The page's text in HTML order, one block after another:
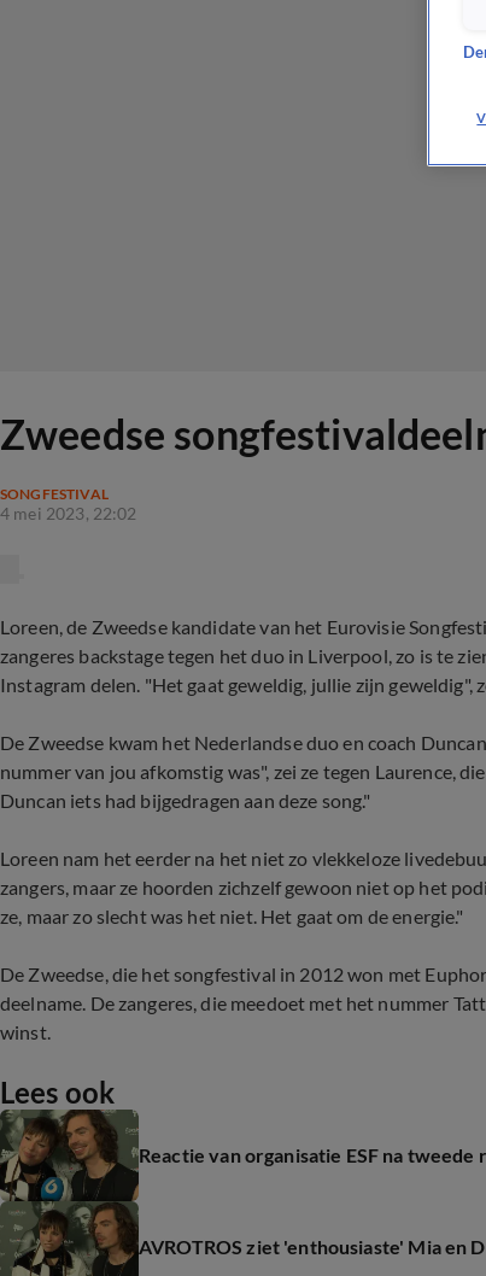
Zweedse
SONGFESTIVAL
4 mei 2023, 22:02
Loreen, de Zweedse kandidate van het Eurovisie
zangeres backstage tegen het duo in Liverpool, zo is te
Instagram delen. "Het gaat geweldig, jullie zijn geweldig",
De Zweedse kwam het Nederlandse duo en coach
nummer van jou afkomstig was", zei ze tegen Laurence,
Duncan iets had bijgedragen aan deze song."
Loreen nam het eerder na het niet zo vlekkeloze
zangers, maar ze hoorden zichzelf gewoon niet op het
ze, maar zo slecht was het niet. Het gaat om de energie."
De Zweedse, die het songfestival in 2012 won met
deelname. De zangeres, die meedoet met het nummer
winst.
Lees ook
Reactie van organisatie ESF na
AVROTROS ziet 'enthousiaste' Mia en